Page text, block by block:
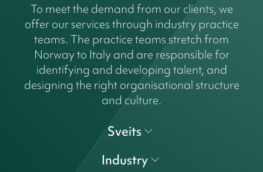
To meet the demand from our clients, we
offer our services through industry practice
teams. The practice teams stretch from
Norway to Italy and are responsible for
identifying and developing talent, and
designing the right organisational structure
and culture.
Sveits
Industry